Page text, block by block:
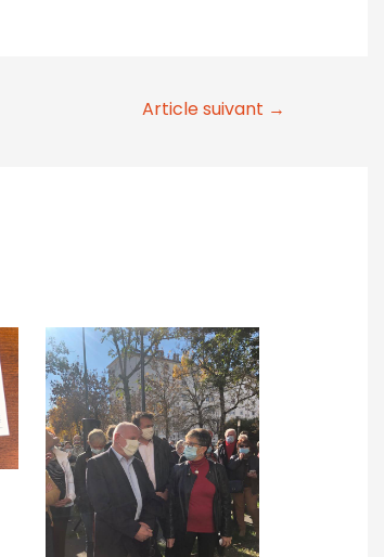
Article suivant →